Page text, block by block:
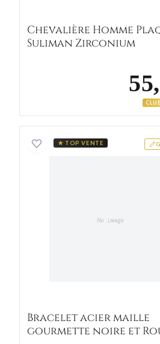
Chevalière Homme
Suliman Zirconium
CLUB
★ TOP VENTE Bracelet
Bracelet acier maille
gourmette noire et